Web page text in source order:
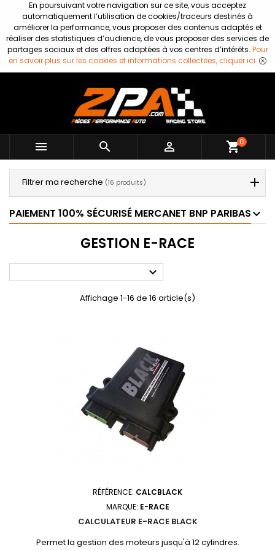
En poursuivant votre navigation sur ce site, vous acceptez
automatiquement l’utilisation de cookies/traceurs destinés à
améliorer la performance, vous proposer des contenus adaptés et
réaliser des statistiques d’audience, de vous proposer des services de
partages sociaux et des offres adaptées à vos centres d’intérêts. Pour
en savoir plus sur les cookies et informations collectées, cliquer ici.
   shopping_cart0
Filtrer ma recherche (16 produits)
PAIEMENT 100% SÉCURISÉ MERCANET BNP PARIBAS
GESTION E-RACE

Affichage 1-16 de 16 article(s)
RÉFÉRENCE: CALCBLACK
MARQUE: E-RACE
CALCULATEUR E-RACE BLACK
Permet la gestion des moteurs jusqu'à 12 cylindres.